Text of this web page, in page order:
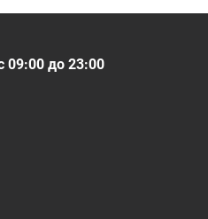
09:00 до 23:00